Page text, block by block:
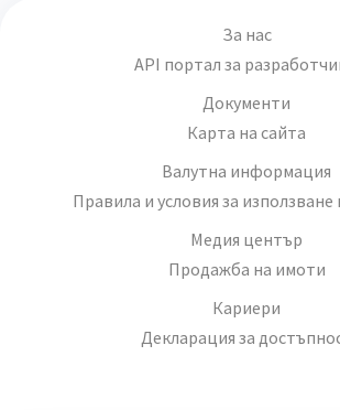
За нас
API портал за
Документи
Карта на сайта
Валутна информация
Правила и условия за използване
Медия център
Продажба на имоти
Кариери
Декларация за